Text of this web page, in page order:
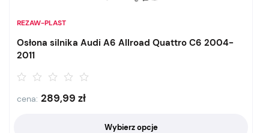
REZAW-PLAST
Osłona silnika Audi A6 Allroad Quattro C6 2004-
2011
cena: 289,99 zł
Wybierz opcje